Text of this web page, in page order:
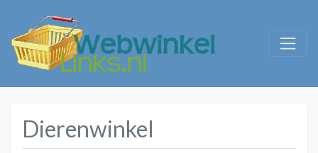
Dierenwinkel